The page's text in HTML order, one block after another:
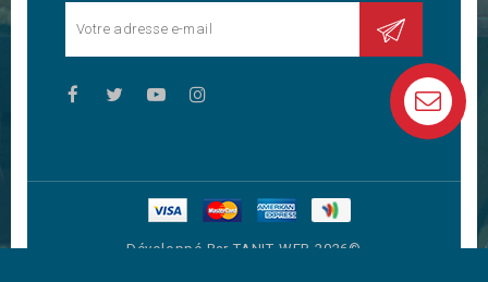
Développé Par TANIT WEB 2026©